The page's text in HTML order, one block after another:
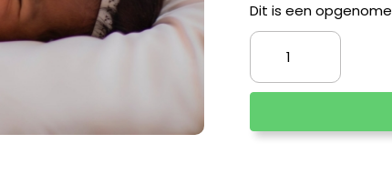
Dit is een
Webinar
vertelt
huilende